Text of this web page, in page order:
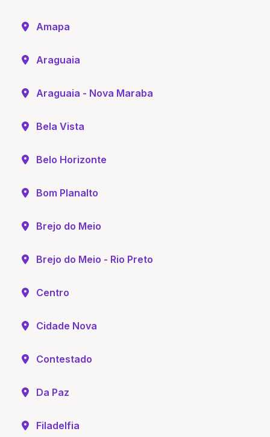
Amapa
Araguaia
Araguaia - Nova Maraba
Bela Vista
Belo Horizonte
Bom Planalto
Brejo do Meio
Brejo do Meio - Rio Preto
Centro
Cidade Nova
Contestado
Da Paz
Filadelfia